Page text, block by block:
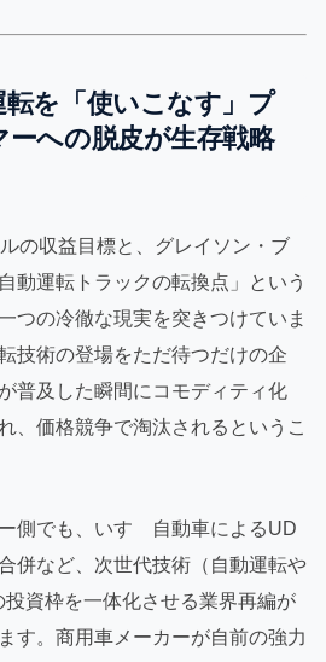
転を「使いこなす」プ
への脱皮が生存戦略
の収益目標と、グレイソン・ブ
動運転トラックの転換点」という
つの冷徹な現実を突きつけていま
技術の登場をただ待つだけの企
普及した瞬間にコモディティ化
、価格競争で淘汰されるというこ
側でも、いすゞ自動車によるUD
併など、次世代技術（自動運転や
資枠を一体化させる業界再編が
す。商用車メーカーが自前の強力